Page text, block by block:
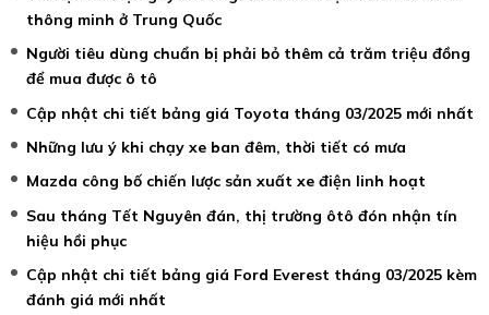
thông minh ở Trung Quốc
Người tiêu dùng chuẩn bị phải bỏ thêm cả trăm triệu đồng
để mua được ô tô
Cập nhật chi tiết bảng giá Toyota tháng 03/2025 mới nhất
Những lưu ý khi chạy xe ban đêm, thời tiết có mưa
Mazda công bố chiến lược sản xuất xe điện linh hoạt
Sau tháng Tết Nguyên đán, thị trường ôtô đón nhận tín
hiệu hồi phục
Cập nhật chi tiết bảng giá Ford Everest tháng 03/2025 kèm
đánh giá mới nhất